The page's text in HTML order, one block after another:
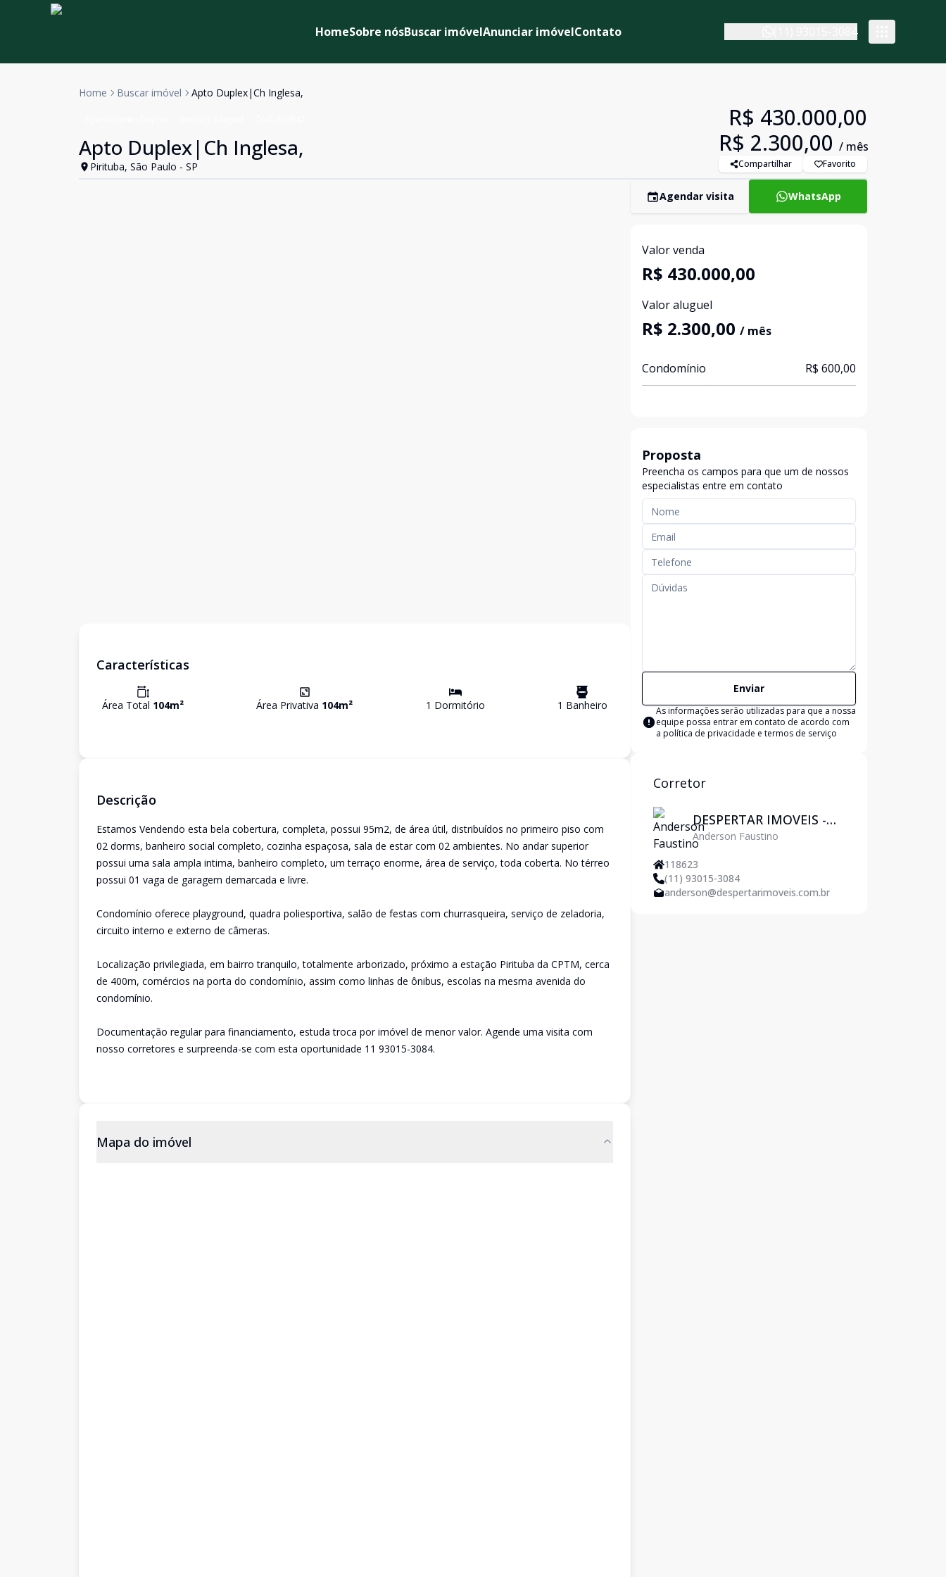
HomeSobre nósBuscar imóvelAnunciar imóvelContato
Home Buscar imóvel Apto Duplex|Ch Inglesa,
Apto Duplex|Ch Inglesa,
Pirituba, São Paulo - SP
R$ 430.000,00
R$ 2.300,00 / mês
Compartilhar Favorito
Características
Área Total 104m² Área Privativa 104m² 1 Dormitório 1 Banheiro
Descrição
Estamos Vendendo esta bela cobertura, completa, possui 95m2, de área útil, distribuídos no primeiro piso com
02 dorms, banheiro social completo, cozinha espaçosa, sala de estar com 02 ambientes. No andar superior
possui uma sala ampla intima, banheiro completo, um terraço enorme, área de serviço, toda coberta. No térreo
possui 01 vaga de garagem demarcada e livre.
Condomínio oferece playground, quadra poliesportiva, salão de festas com churrasqueira, serviço de zeladoria,
circuito interno e externo de câmeras.
Localização privilegiada, em bairro tranquilo, totalmente arborizado, próximo a estação Pirituba da CPTM, cerca
de 400m, comércios na porta do condomínio, assim como linhas de ônibus, escolas na mesma avenida do
condomínio.
Documentação regular para financiamento, estuda troca por imóvel de menor valor. Agende uma visita com
nosso corretores e surpreenda-se com esta oportunidade 11 93015-3084.
Mapa do imóvel
Agendar visita WhatsApp
Valor venda
R$ 430.000,00
Valor aluguel
R$ 2.300,00 / mês
Condomínio R$ 600,00
Proposta
Preencha os campos para que um de nossos
especialistas entre em contato
Enviar
As informações serão utilizadas para que a nossa
equipe possa entrar em contato de acordo com
a política de privacidade e termos de serviço
Corretor
DESPERTAR IMOVEIS -
Pirituba
Anderson Faustino
118623
(11) 93015-3084
anderson@despertarimoveis.com.br